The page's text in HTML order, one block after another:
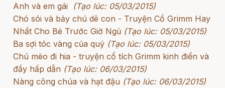
Anh và em gái
(Tạo lúc: 05/03/2015)
Chó sói và bảy chú dê con - Truyện Cổ Grimm Hay
Nhất Cho Bé Trước Giờ Ngủ (Tạo lúc: 05/03/2015)
Ba sợi tóc vàng của quỷ (Tạo lúc: 05/03/2015)
Chú mèo đi hia - truyện cổ tích Grimm kinh điển và
đầy hấp dẫn (Tạo lúc: 06/03/2015)
Nàng công chúa và hạt đậu (Tạo lúc: 06/03/2015)